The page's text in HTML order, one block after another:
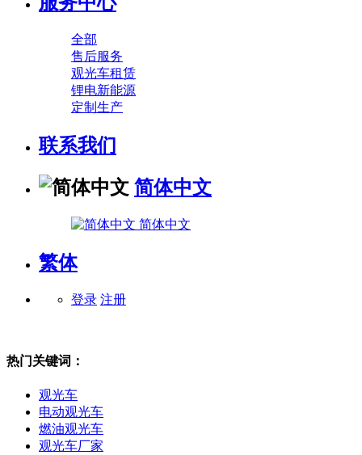
全部
售后服务
观光车租赁
锂电新能源
定制生产
联系我们
简体中文
简体中文
繁体
登录 注册
热门关键词：
观光车
电动观光车
燃油观光车
观光车厂家